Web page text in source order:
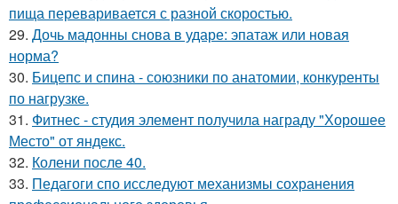
пища переваривается с разной скоростью.
29. Дочь мадонны снова в ударе: эпатаж или новая
норма?
30. Бицепс и спина - союзники по анатомии, конкуренты
по нагрузке.
31. Фитнес - студия элемент получила награду "Хорошее
Место" от яндекс.
32. Колени после 40.
33. Педагоги спо исследуют механизмы сохранения